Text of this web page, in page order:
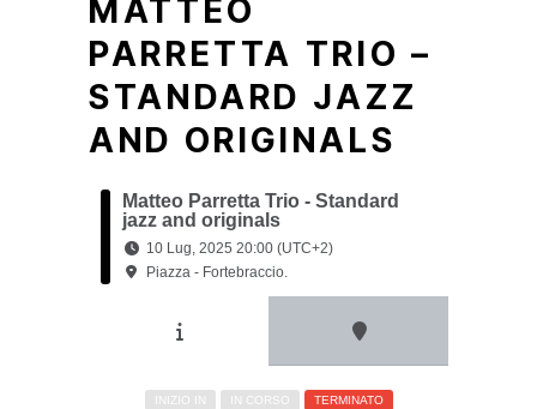
MATTEO
PARRETTA TRIO –
STANDARD JAZZ
AND ORIGINALS
Matteo Parretta Trio - Standard
jazz and originals
10 Lug, 2025 20:00 (UTC+2)
Piazza - Fortebraccio.
INIZIO IN IN CORSO TERMINATO